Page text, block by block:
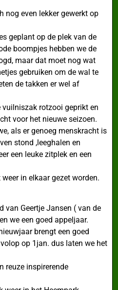
nog even lekker gewerkt op
geplant op de plek van de
boompjes hebben we de
maar dat moet nog wat
gebruiken om de wal te
de takken er wel af
rotzooi geprikt en
voor het nieuwe seizoen.
als er genoeg menskracht is
stond ,leeghalen en
een leuke zitplek en een
in elkaar gezet worden.
van Geertje Jansen ( van de
we een goed appeljaar.
brengt een goed
op 1jan. dus laten we het
reuze inspirerende